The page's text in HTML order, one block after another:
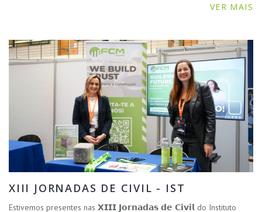
VER MAIS
XIII JORNADAS DE CIVIL - IST
Estivemos presentes nas 𝗫𝗜𝗜𝗜 𝗝𝗼𝗿𝗻𝗮𝗱𝗮𝘀 𝗱𝗲 𝗖𝗶𝘃𝗶𝗹 do Instituto